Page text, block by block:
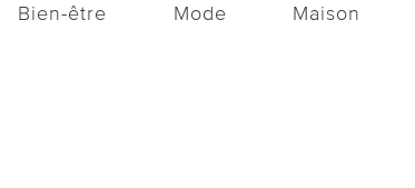
Bien-être Mode Maison